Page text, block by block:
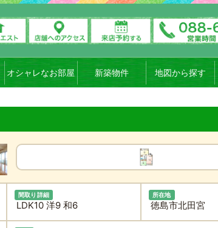
オシャレなお部屋 新築物件 地図から探す
間取り詳細
LDK10 洋9 和6
所在地
徳島市北田宮